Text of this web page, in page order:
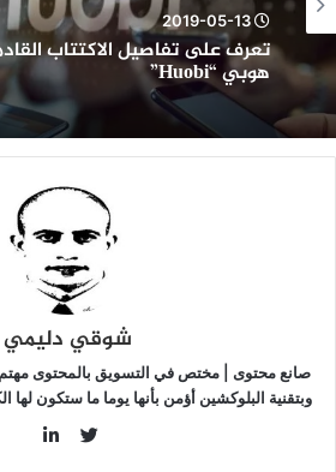
على
منصة
هوبي
“Huobi”
2019-05-13
تعرف على تفاصيل الاكتتاب
هوبي “Huobi”
شوقي دليمي
صانع محتوى | مختص في التسويق بالمحتوى مهتم
وبتقنية البلوكشين أؤمن بأنها يوما ما ستكون لها